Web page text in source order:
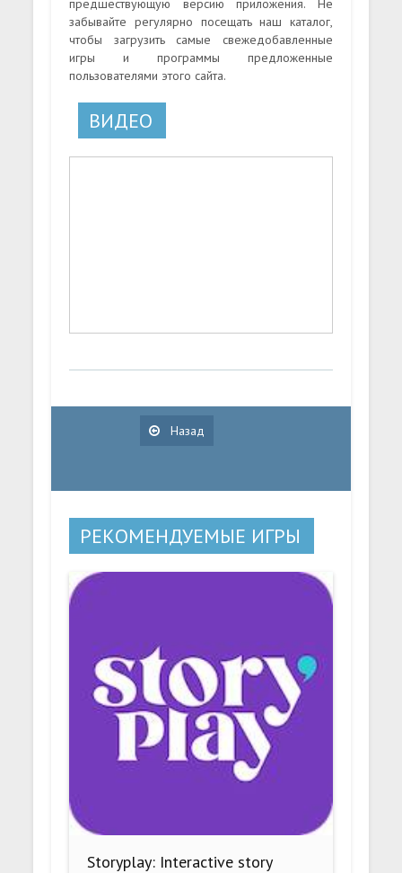
предшествующую версию приложения. Не
забывайте регулярно посещать наш каталог,
чтобы загрузить самые свежедобавленные
игры и программы предложенные
пользователями этого сайта.
ВИДЕО
Назад
РЕКОМЕНДУЕМЫЕ ИГРЫ
Storyplay: Interactive story